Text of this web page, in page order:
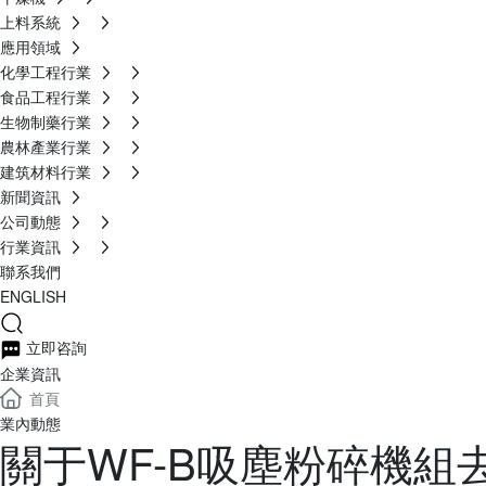
上料系統
應用領域
化學工程行業
食品工程行業
生物制藥行業
農林產業行業
建筑材料行業
新聞資訊
公司動態
行業資訊
聯系我們
ENGLISH
立即咨詢
企業資訊
首頁
業內動態
關于WF-B吸塵粉碎機組